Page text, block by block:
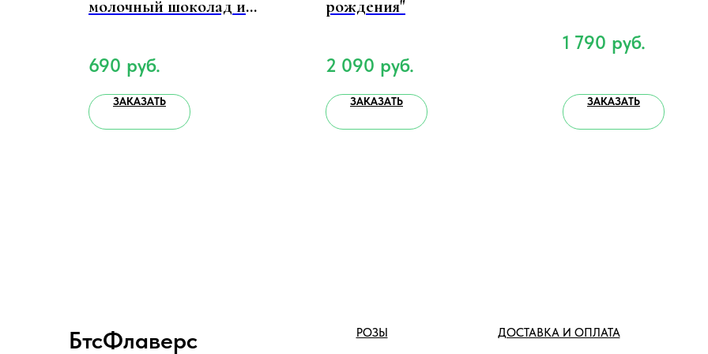
молочный шоколад и
690 руб.
ЗАКАЗАТЬ
рождения"
2 090 руб.
ЗАКАЗАТЬ
1 790 руб.
ЗАКАЗАТЬ
БтсФлаверс
РОЗЫ
ДОСТАВКА И ОПЛАТА